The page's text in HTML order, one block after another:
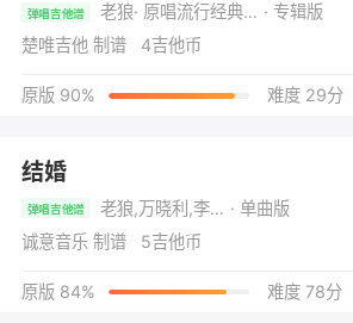
弹唱吉他谱 老狼 · 原唱流行经典名曲3 · 专辑版
楚唯吉他 制谱 4吉他币
原版 90% 难度 29分
结婚
弹唱吉他谱 老狼,万晓利,李zhi · 单曲版
诚意音乐 制谱 5吉他币
原版 84% 难度 78分